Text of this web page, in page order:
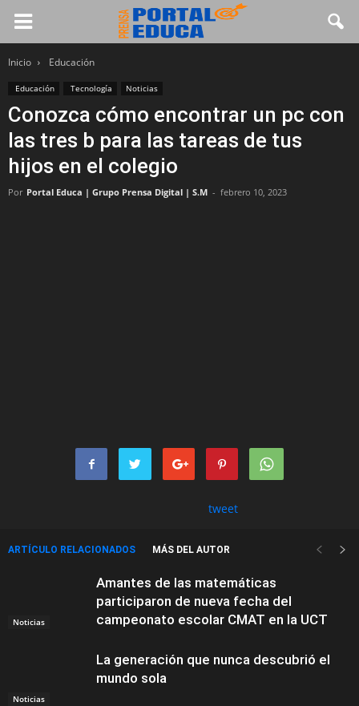
Inicio Educación
Educación Tecnología Noticias
Conozca cómo encontrar un pc con
las tres b para las tareas de tus
hijos en el colegio
Por Portal Educa | Grupo Prensa Digital | S.M - febrero 10, 2023
tweet
ARTÍCULO RELACIONADOS MÁS DEL AUTOR
Noticias
Amantes de las matemáticas
participaron de nueva fecha del
campeonato escolar CMAT en la UCT
Noticias
La generación que nunca descubrió el
mundo sola